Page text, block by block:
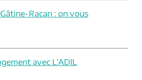
Racan : on vous
avec L’ADIL